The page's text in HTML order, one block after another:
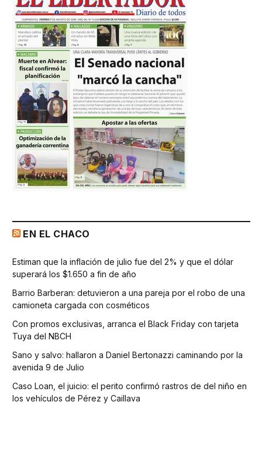
EN EL CHACO
Estiman que la inflación de julio fue del 2% y que el dólar
superará los $1.650 a fin de año
Barrio Barberan: detuvieron a una pareja por el robo de una
camioneta cargada con cosméticos
Con promos exclusivas, arranca el Black Friday con tarjeta
Tuya del NBCH
Sano y salvo: hallaron a Daniel Bertonazzi caminando por la
avenida 9 de Julio
Caso Loan, el juicio: el perito confirmó rastros de del niño en
los vehículos de Pérez y Caillava